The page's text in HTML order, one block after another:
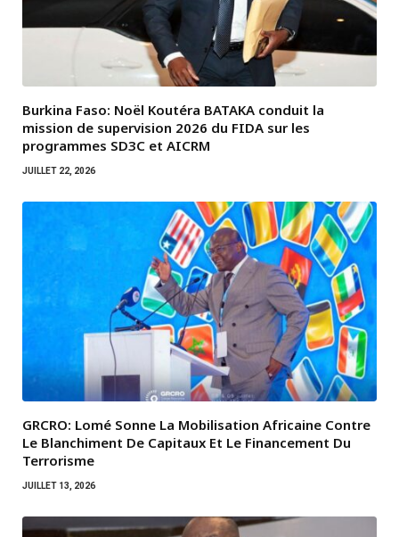
Burkina Faso: Noël Koutéra BATAKA conduit la
mission de supervision 2026 du FIDA sur les
programmes SD3C et AICRM
JUILLET 22, 2026
GRCRO: Lomé Sonne La Mobilisation Africaine Contre
Le Blanchiment De Capitaux Et Le Financement Du
Terrorisme
JUILLET 13, 2026